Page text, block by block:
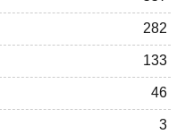
282
133
46
3